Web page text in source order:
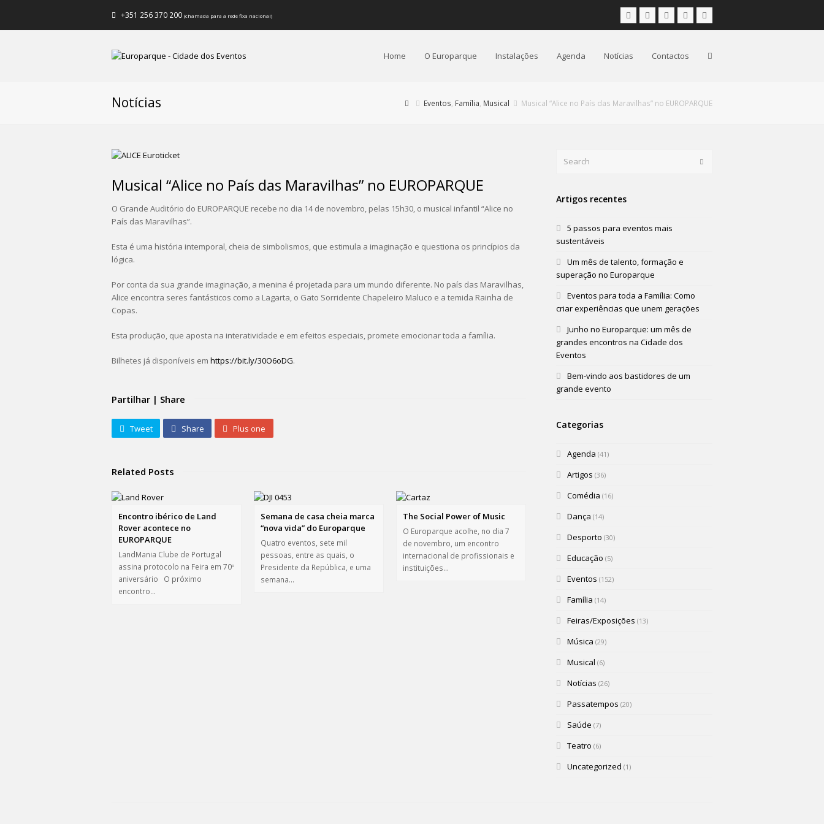
+351 256 370 200 (chamada para a rede fixa nacional) FacebookInstagram
LinkedInYoutube
Home O Europarque Instalações Agenda Notícias Contactos
Notícias Eventos Família Musical Musical “Alice no País das Maravilhas” no EUROPARQUE
Musical “Alice no País das Maravilhas” no EUROPARQUE
O Grande Auditório do EUROPARQUE recebe no dia 14 de novembro, pelas 15h30, o musical infantil “Alice no
País das Maravilhas”.
Esta é uma história intemporal, cheia de simbolismos, que estimula a imaginação e questiona os princípios da
lógica.
Por conta da sua grande imaginação, a menina é projetada para um mundo diferente. No país das Maravilhas,
Alice encontra seres fantásticos como a Lagarta, o Gato Sorridente Chapeleiro Maluco e a temida Rainha de
Copas.
Esta produção, que aposta na interatividade e em efeitos especiais, promete emocionar toda a família.
Bilhetes já disponíveis em https://bit.ly/30O6oDG.
Partilhar | Share
Tweet Share Plus one
Related Posts
Encontro ibérico de Land
Rover acontece no
EUROPARQUE
LandMania Clube de Portugal
assina protocolo na Feira em 70º
aniversário O próximo
encontro…
Semana de casa cheia marca
“nova vida” do Europarque
Quatro eventos, sete mil
pessoas, entre as quais, o
Presidente da República, e uma
semana…
The Social Power of Music
O Europarque acolhe, no dia 7
de novembro, um encontro
internacional de profissionais e
instituições…
Artigos recentes
5 passos para eventos mais
sustentáveis
Um mês de talento, formação e
superação no Europarque
Eventos para toda a Família: Como
criar experiências que unem gerações
Junho no Europarque: um mês de
grandes encontros na Cidade dos
Eventos
Bem-vindo aos bastidores de um
grande evento
Categorias
Agenda (41)
Artigos (36)
Comédia (16)
Dança (14)
Desporto (30)
Educação (5)
Eventos (152)
Família (14)
Feiras/Exposições (13)
Música (29)
Musical (6)
Notícias (26)
Passatempos (20)
Saúde (7)
Teatro (6)
Uncategorized (1)